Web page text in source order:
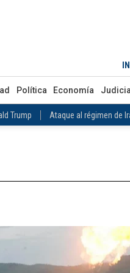
Política Economía Judicial
Trump Ataque al régimen de
Maduro Terremoto en
José Luis Rodríguez Zapatero
en Colombia Gustavo